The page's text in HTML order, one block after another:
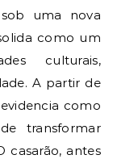
uma nova
como um
culturais,
A partir de
como
transformar
casarão, antes